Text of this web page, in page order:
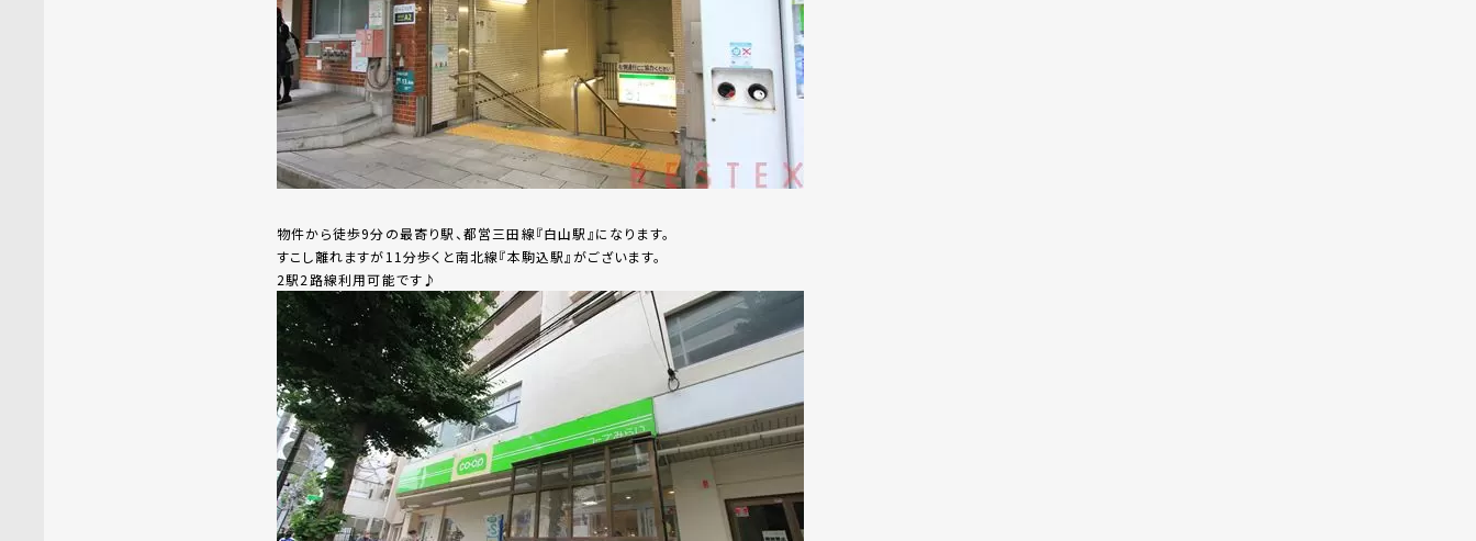
物件から徒歩9分の最寄り駅、都営三田線『白山駅』になります。
すこし離れますが11分歩くと南北線『本駒込駅』がございます。
2駅2路線利用可能です♪